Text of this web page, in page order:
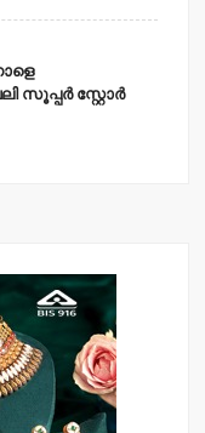
സൂപ്പര്‍ സ്റ്റോര്‍